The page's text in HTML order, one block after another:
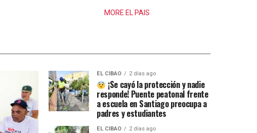
MORE EL PAIS
EL CIBAO 2 días ago
¡Se cayó la protección y nadie
responde! Puente peatonal frente
a escuela en Santiago preocupa a
padres y estudiantes
EL CIBAO 2 días ago